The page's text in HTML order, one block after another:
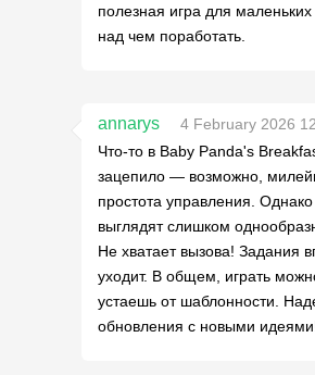
полезная игра для
над чем поработать.
annarys
4 February 2026
Что-то в Baby Panda's
зацепило — возможно,
простота управления.
выглядят слишком
Не хватает вызова! Задания
уходит. В общем, играть
устаешь от шаблонности.
обновления с новыми